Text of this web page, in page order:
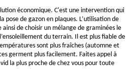
économique. C'est une intervention qui
pose de gazon en plaques. L’utilisation de
de choisir un mélange de graminées le
du terrain. Il est plus fiable de
sont plus fraîches (automne et
germent plus facilement. Faites appel à
la plus proche de chez vous pour toute